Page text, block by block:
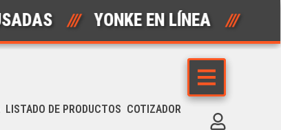
/// YONKE EN LÍNEA ///
LISTADO DE PRODUCTOS COTIZADOR